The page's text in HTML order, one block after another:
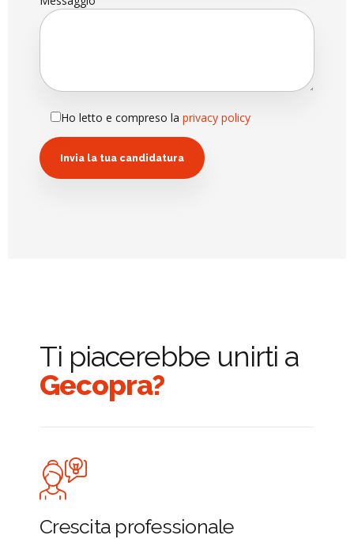
Ho letto e compreso la privacy policy
Ti piacerebbe unirti a
Gecopra?
Crescita professionale